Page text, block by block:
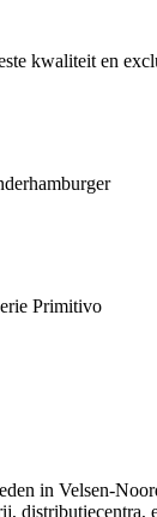
kwaliteit en
Primitivo
in Velsen-
distributiecentra,